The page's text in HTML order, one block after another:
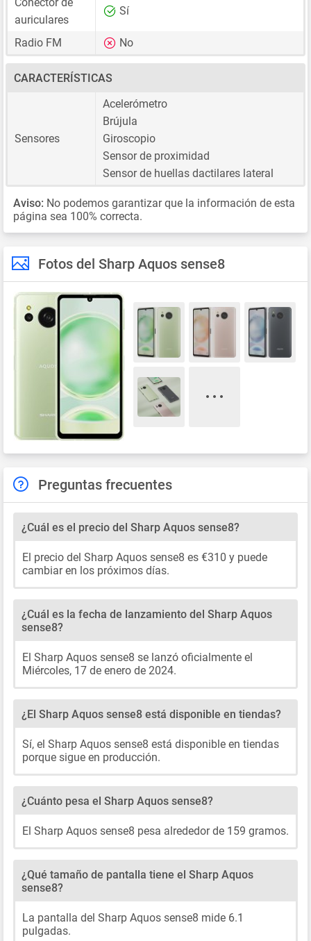
auriculares
Sí
Radio FM No
CARACTERÍSTICAS
Sensores
Acelerómetro
Brújula
Giroscopio
Sensor de proximidad
Sensor de huellas dactilares lateral
Aviso: No podemos garantizar que la información de esta
página sea 100% correcta.
Fotos del Sharp Aquos sense8
Preguntas frecuentes
¿Cuál es el precio del Sharp Aquos sense8?
El precio del Sharp Aquos sense8 es €310 y puede
cambiar en los próximos días.
¿Cuál es la fecha de lanzamiento del Sharp Aquos
sense8?
El Sharp Aquos sense8 se lanzó oficialmente el
Miércoles, 17 de enero de 2024.
¿El Sharp Aquos sense8 está disponible en tiendas?
Sí, el Sharp Aquos sense8 está disponible en tiendas
porque sigue en producción.
¿Cuánto pesa el Sharp Aquos sense8?
El Sharp Aquos sense8 pesa alrededor de 159 gramos.
¿Qué tamaño de pantalla tiene el Sharp Aquos
sense8?
La pantalla del Sharp Aquos sense8 mide 6.1
pulgadas.